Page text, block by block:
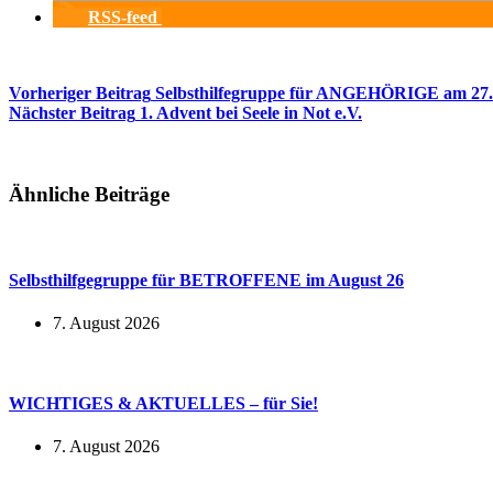
RSS-feed
Vorheriger Beitrag Selbsthilfegruppe für ANGEHÖRIGE am
Nächster Beitrag 1. Advent bei Seele in Not e.V.
Ähnliche Beiträge
Selbsthilfgegruppe für BETROFFENE im August 26
7. August 2026
WICHTIGES & AKTUELLES – für Sie!
7. August 2026